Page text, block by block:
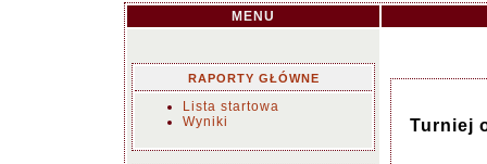
MENU
RAPORTY GŁÓWNE
Lista startowa
Wyniki
Turniej